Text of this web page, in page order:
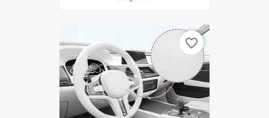
favorite_border